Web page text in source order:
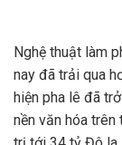
Nghệ thuật làm
nay đã trải qua
hiện pha lê đã
nền văn hóa trên